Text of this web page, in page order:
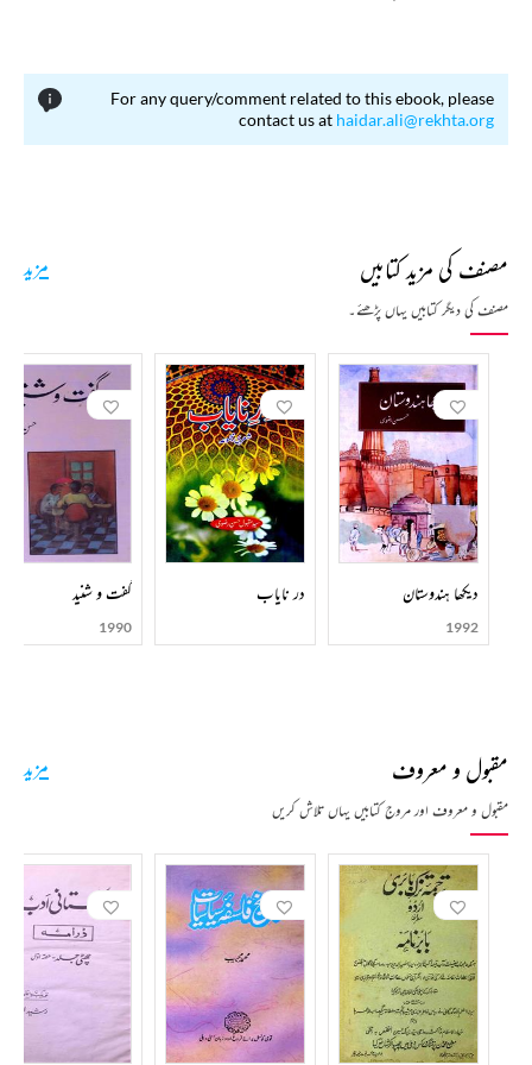
For any query/comment related to this ebook, please
contact us at haidar.ali@rekhta.org
مصنف کی مزید کتابیں
مصنف کی دیگر کتابیں یہاں پڑھئے۔
مزید
دیکھا ہندوستان
1992
در نایاب گفت و شنید
1990
مقبول و معروف
مقبول و معروف اور مروج کتابیں یہاں تلاش کریں
مزید